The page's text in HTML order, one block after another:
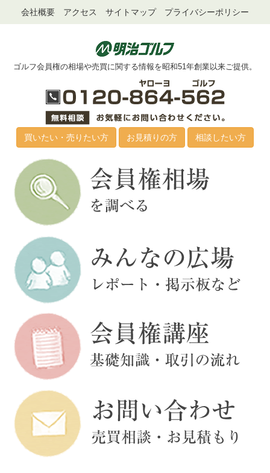
会社概要 アクセス サイトマップ プライバシーポリシー
ゴルフ会員権の相場や売買に関する情報を昭和51年創業以来ご提供。
買いたい・売りたい方 お見積りの方 相談したい方